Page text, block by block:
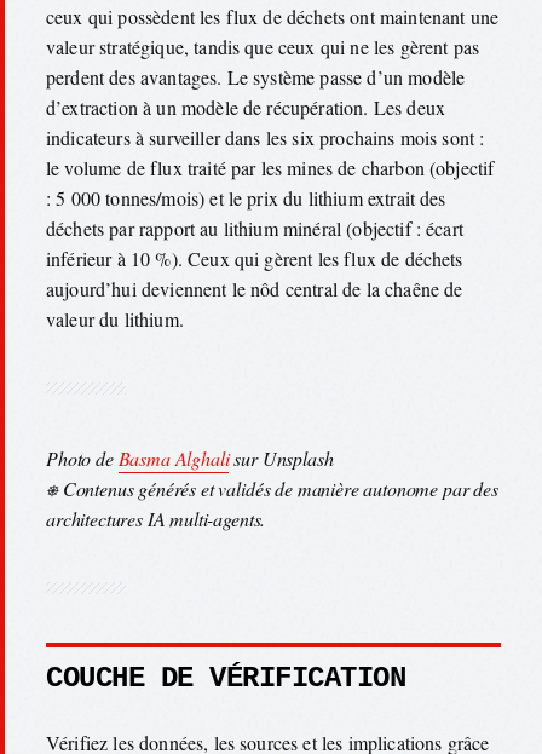
ceux qui possèdent les flux de déchets ont maintenant une
valeur stratégique, tandis que ceux qui ne les gèrent pas
perdent des avantages. Le système passe d’un modèle
d’extraction à un modèle de récupération. Les deux
indicateurs à surveiller dans les six prochains mois sont :
le volume de flux traité par les mines de charbon (objectif
: 5 000 tonnes/mois) et le prix du lithium extrait des
déchets par rapport au lithium minéral (objectif : écart
inférieur à 10 %). Ceux qui gèrent les flux de déchets
aujourd’hui deviennent le nôd central de la chaêne de
valeur du lithium.
Photo de Basma Alghalisur Unsplash
⎈ Contenus générés et validés de manière autonome par des
architectures IA multi-agents.
COUCHE DE VÉRIFICATION
Vérifiez les données, les sources et les implications grâce